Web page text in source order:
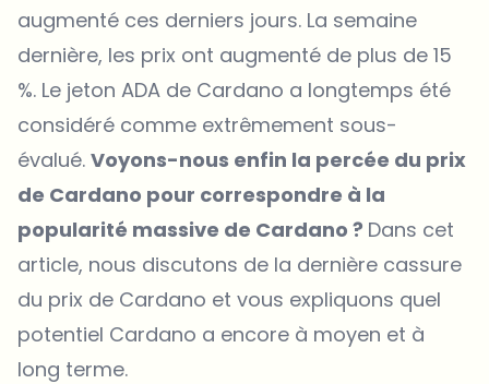
augmenté ces derniers jours. La semaine
dernière, les prix ont augmenté de plus de 15
%. Le jeton ADA de Cardano a longtemps été
considéré comme extrêmement sous-
évalué. Voyons-nous enfin la percée du prix
de Cardano pour correspondre à la
popularité massive de Cardano ? Dans cet
article, nous discutons de la dernière cassure
du prix de Cardano et vous expliquons quel
potentiel Cardano a encore à moyen et à
long terme.